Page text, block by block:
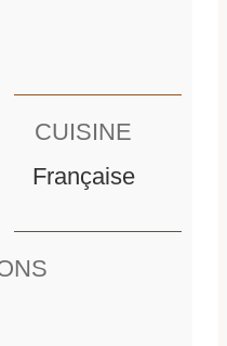
u
CUISINE
Française